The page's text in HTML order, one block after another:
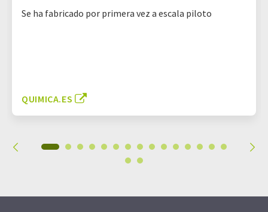
Se ha fabricado por primera vez a escala piloto
QUIMICA.ES